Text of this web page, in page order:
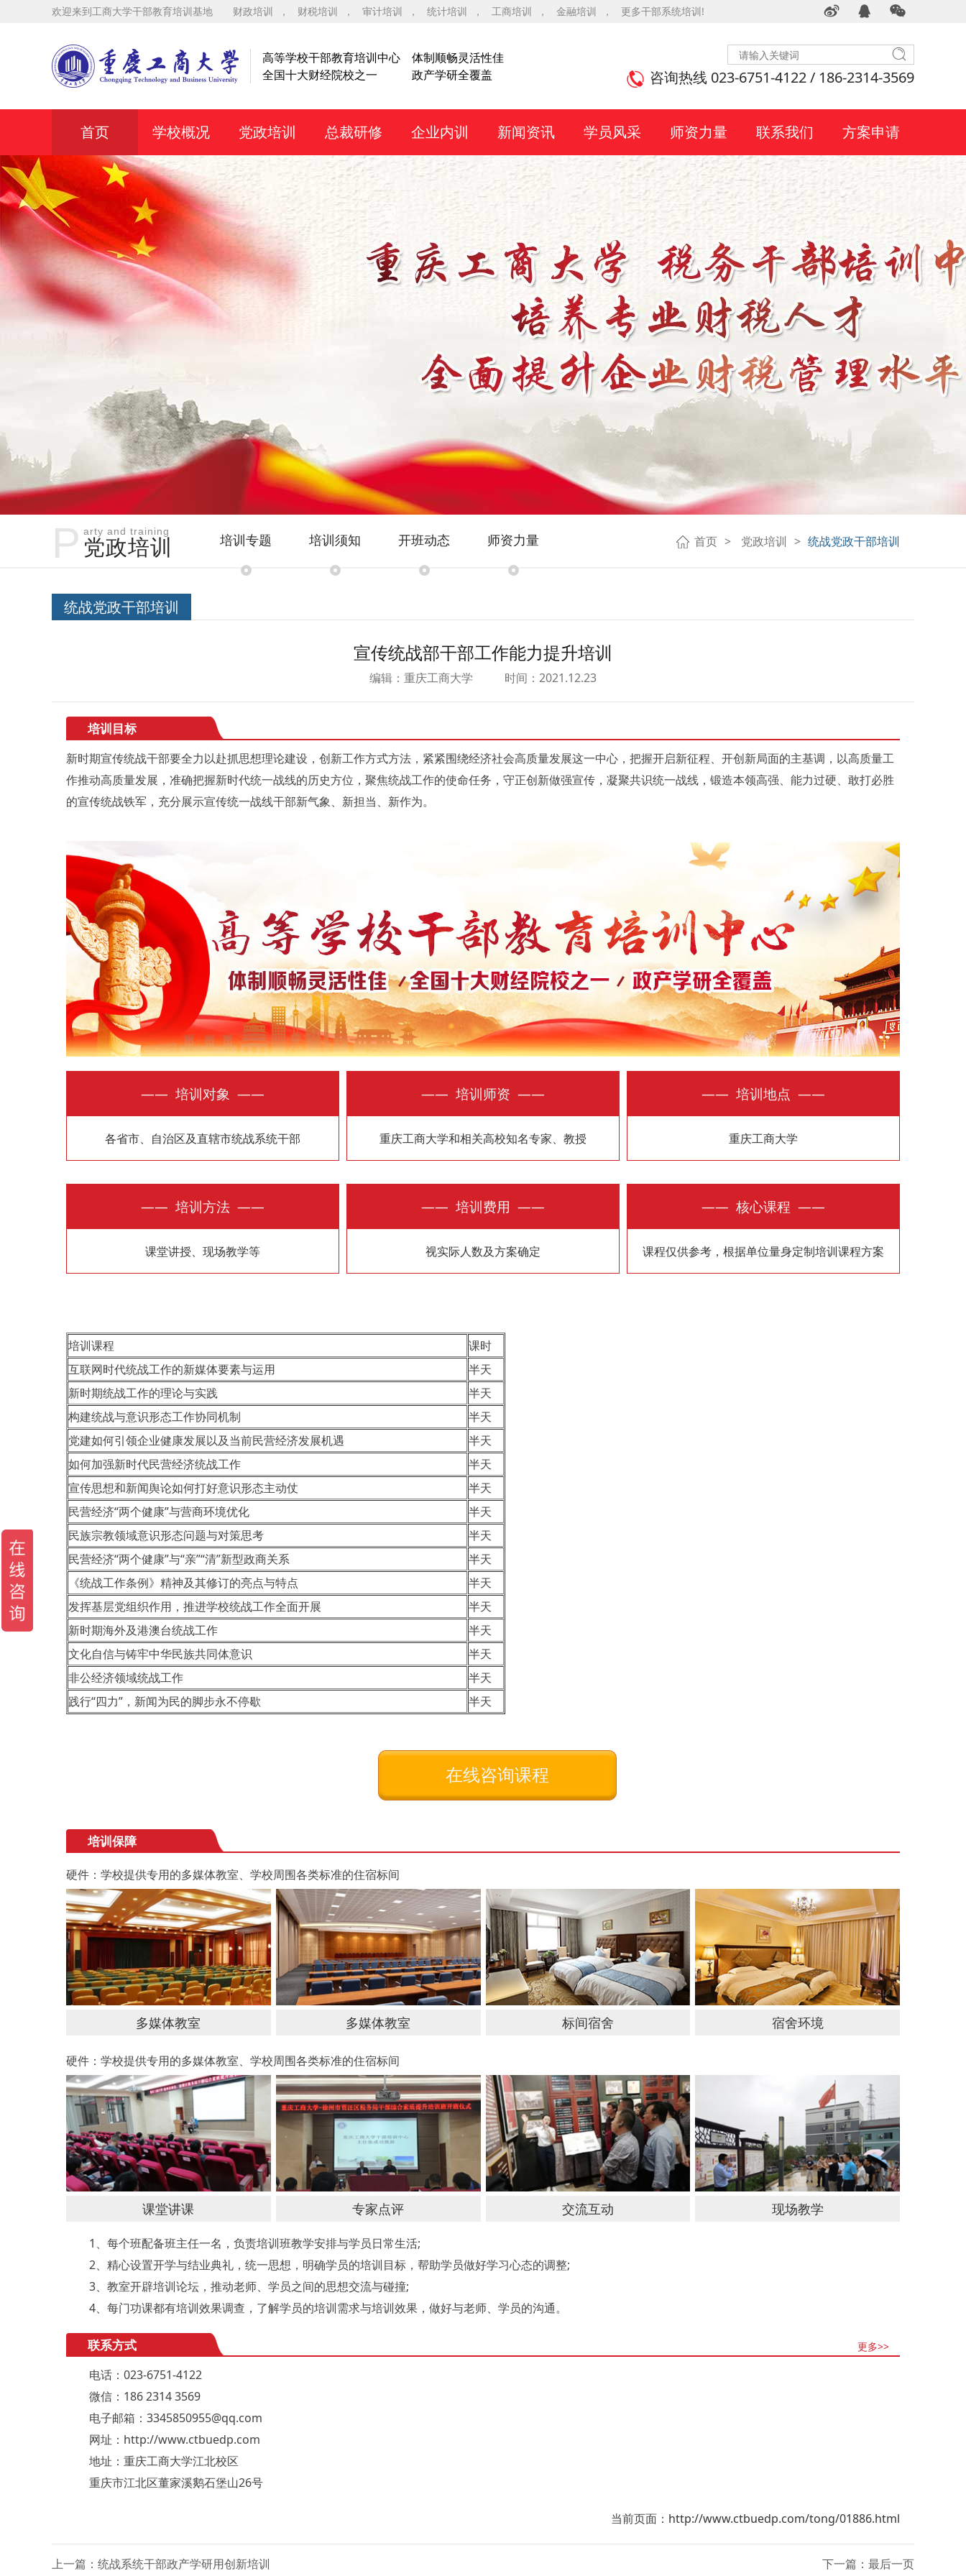
欢迎来到工商大学干部教育培训基地 财政培训 ， 财税培训 ， 审计培训 ， 统计培训 ， 工商培训 ， 金融培训 ， 更多干部系统培训!
高等学校干部教育培训中心
体制顺畅灵活性佳
全国十大财经院校之一
政产学研全覆盖 咨询热线 023-6751-4122 / 186-2314-3569
首页 学校概况 党政培训 总裁研修 企业内训 新闻资讯 学员风采 师资力量 联系我们 方案申请
P arty and training
党政培训 培训专题 培训须知 开班动态 师资力量 首页 党政培训 统战党政干部培训
统战党政干部培训
宣传统战部干部工作能力提升培训
编辑：重庆工商大学 时间：2021.12.23
培训目标
新时期宣传统战干部要全力以赴抓思想理论建设，创新工作方式方法，紧紧围绕经济社会高质量发展这一中心，把握开启新征程、开创新局面的主基调，以高质量工
作推动高质量发展，准确把握新时代统一战线的历史方位，聚焦统战工作的使命任务，守正创新做强宣传，凝聚共识统一战线，锻造本领高强、能力过硬、敢打必胜
的宣传统战铁军，充分展示宣传统一战线干部新气象、新担当、新作为。
—— 培训对象 ——
各省市、自治区及直辖市统战系统干部
—— 培训师资 ——
重庆工商大学和相关高校知名专家、教授
—— 培训地点 ——
重庆工商大学
—— 培训方法 ——
课堂讲授、现场教学等
—— 培训费用 ——
视实际人数及方案确定
—— 核心课程 ——
课程仅供参考，根据单位量身定制培训课程方案
培训课程
课时
互联网时代统战工作的新媒体要素与运用
半天
新时期统战工作的理论与实践
半天
构建统战与意识形态工作协同机制
半天
党建如何引领企业健康发展以及当前民营经济发展机遇
半天
如何加强新时代民营经济统战工作
半天
宣传思想和新闻舆论如何打好意识形态主动仗
半天
民营经济“两个健康”与营商环境优化
半天
民族宗教领域意识形态问题与对策思考
半天
民营经济“两个健康”与“亲”“清”新型政商关系
半天
《统战工作条例》精神及其修订的亮点与特点
半天
发挥基层党组织作用，推进学校统战工作全面开展
半天
新时期海外及港澳台统战工作
半天
文化自信与铸牢中华民族共同体意识
半天
非公经济领域统战工作
半天
践行“四力”，新闻为民的脚步永不停歇
半天
在线咨询课程
培训保障
硬件：学校提供专用的多媒体教室、学校周围各类标准的住宿标间
多媒体教室 多媒体教室 标间宿舍 宿舍环境
硬件：学校提供专用的多媒体教室、学校周围各类标准的住宿标间
课堂讲课 专家点评 交流互动 现场教学
1、每个班配备班主任一名，负责培训班教学安排与学员日常生活;
2、精心设置开学与结业典礼，统一思想，明确学员的培训目标，帮助学员做好学习心态的调整;
3、教室开辟培训论坛，推动老师、学员之间的思想交流与碰撞;
4、每门功课都有培训效果调查，了解学员的培训需求与培训效果，做好与老师、学员的沟通。
联系方式 更多>>
电话：023-6751-4122
微信：186 2314 3569
电子邮箱：3345850955@qq.com
网址：http://www.ctbuedp.com
地址：重庆工商大学江北校区
重庆市江北区董家溪鹅石堡山26号
当前页面： http://www.ctbuedp.com/tong/01886.html
上一篇：统战系统干部政产学研用创新培训 下一篇：最后一页